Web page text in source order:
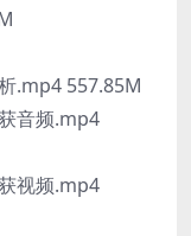
.mp4 557.85M
音频.mp4
视频.mp4